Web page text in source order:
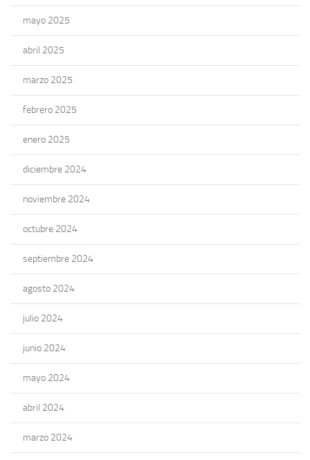
mayo 2025
abril 2025
marzo 2025
febrero 2025
enero 2025
diciembre 2024
noviembre 2024
octubre 2024
septiembre 2024
agosto 2024
julio 2024
junio 2024
mayo 2024
abril 2024
marzo 2024